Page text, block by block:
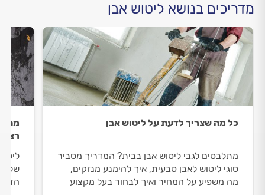
מדריכים בנושא ליטוש אבן
כל מה שצריך לדעת על ליטוש אבן
מתלבטים לגבי ליטוש אבן בבית? המדריך מסביר
סוגי ליטוש לאבן טבעית, איך להימנע מנזקים,
מה משפיע על המחיר ואיך לבחור בעל מקצוע
של